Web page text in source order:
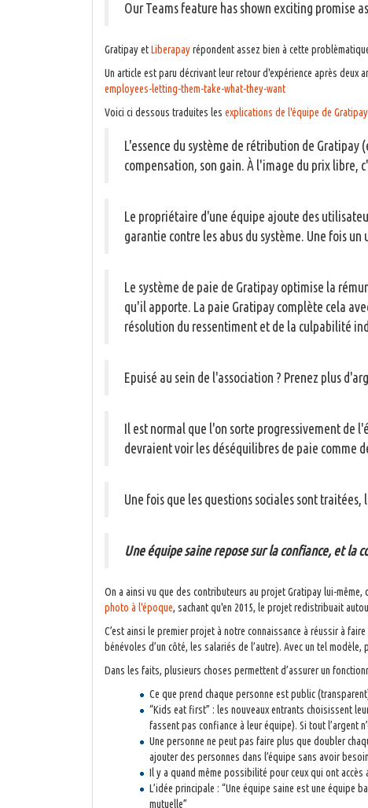
Our Teams feature has shown exciting promise
Gratipay etLiberapayrépondent assez bien à cette
Un article est paru décrivant leur retour d'expérience après
employees-letting-them-take-what-they-want
Voici ci dessous traduites les explications de l'équipe de Gratipay
L'essence du système de rétribution de
compensation, son gain. À l'image du prix libre,
Le propriétaire d'une équipe ajoute des
garantie contre les abus du système. Une fois
Le système de paie de Gratipay optimise la
qu'il apporte. La paie Gratipay complète cela
résolution du ressentiment et de la culpabilité
Epuisé au sein de l'association ? Prenez plus
Il est normal que l'on sorte progressivement de
devraient voir les déséquilibres de paie comme
Une fois que les questions sociales sont
Une équipe saine repose sur la confiance, et la
On a ainsi vu que des contributeurs au projet Gratipay lui-
photo à l'époque, sachant qu'en 2015, le projet redistribuait
C’est ainsi le premier projet à notre connaissance à réussir à
bénévoles d’un côté, les salariés de l’autre). Avec un tel
Dans les faits, plusieurs choses permettent d’assurer un
Ce que prend chaque personne est public
“Kids eat first” : les nouveaux entrants choisissent
fassent pas confiance à leur équipe). Si tout l’argent
Une personne ne peut pas faire plus que doubler
ajouter des personnes dans l’équipe sans avoir
Il y a quand même possibilité pour ceux qui ont
L’idée principale : “Une équipe saine est une équipe
mutuelle”